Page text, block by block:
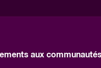
aux